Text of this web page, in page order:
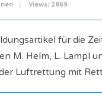
Views: 2869
für die
M. Helm, L. Lampl
Luftrettung mit